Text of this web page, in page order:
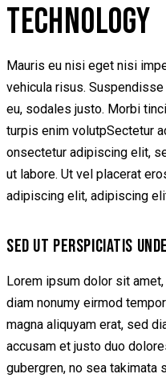
TECHNOLOGY
Mauris eu nisi eget nisi
vehicula risus.
eu, sodales justo. Morbi
turpis enim volutpSectetur
onsectetur adipiscing elit,
ut labore. Ut vel placerat
adipiscing elit, adipiscing
SED UT PERSPICIATIS
Lorem ipsum dolor sit
diam nonumy eirmod
magna aliquyam erat, sed
accusam et justo duo
gubergren, no sea